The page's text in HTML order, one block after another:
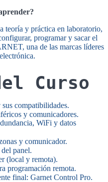
teoría y práctica en laboratorio,
programar y sacar el
una de las marcas líderes
Curso
compatibilidades.
y comunicadores.
WiFi y datos
y comunicador.
panel.
(local y remota).
programación remota.
final: Garnet Control Pro.